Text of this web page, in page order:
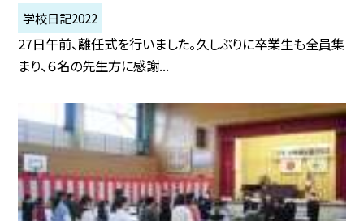
学校日記2022
27日午前、離任式を行いました。久しぶりに卒業生も全員集
まり、６名の先生方に感謝...